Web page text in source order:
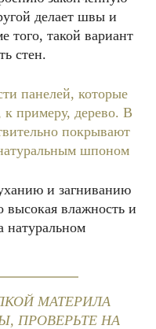
делает швы и
того, такой вариант
стен.
и загниванию
высокая влажность и
натуральном
МАТЕРИЛА
ПРОВЕРЬТЕ НА